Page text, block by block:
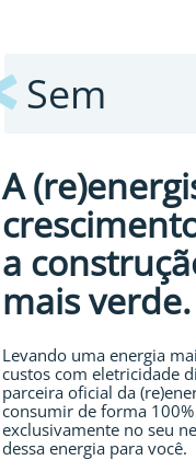
Sem
A
a
mais verde.
Levando uma energia
custos com eletricidade
parceira oficial da
consumir de forma
exclusivamente no seu
dessa energia para você.